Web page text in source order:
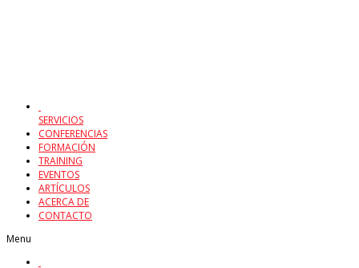
SERVICIOS
CONFERENCIAS
FORMACIÓN
TRAINING
EVENTOS
ARTÍCULOS
ACERCA DE
CONTACTO
Menu